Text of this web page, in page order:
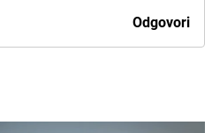
Odgovori